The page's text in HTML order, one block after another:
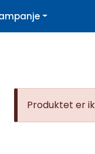
Produktet er